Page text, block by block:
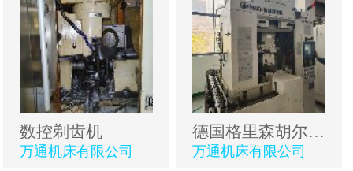
数控剃齿机
万通机床有限公司
德国格里森胡尔特数控五轴剃齿机
万通机床有限公司